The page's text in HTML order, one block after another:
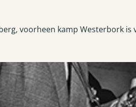
voorheen kamp Westerbork